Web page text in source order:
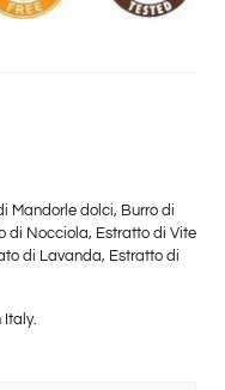
Mandorle dolci, Burro di
di Nocciola, Estratto di Vite
di Lavanda, Estratto di